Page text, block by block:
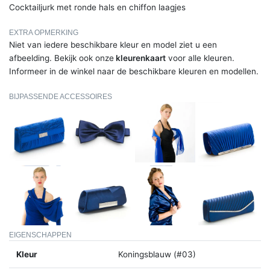
Cocktailjurk met ronde hals en chiffon laagjes
EXTRA OPMERKING
Niet van iedere beschikbare kleur en model ziet u een
afbeelding. Bekijk ook onzekleurenkaart voor alle kleuren.
Informeer in de winkel naar de beschikbare kleuren en modellen.
BIJPASSENDE ACCESSOIRES
EIGENSCHAPPEN
Kleur Koningsblauw (#03)